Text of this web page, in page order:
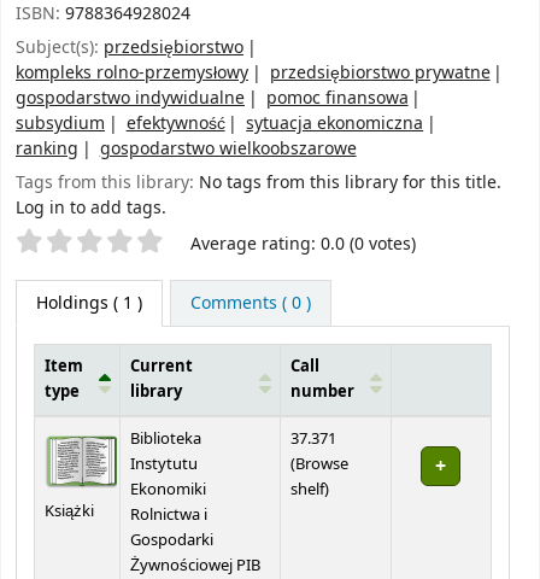
ISBN: 9788364928024
Subject(s): przedsiębiorstwo
kompleks rolno-przemysłowy
przedsiębiorstwo prywatne
gospodarstwo indywidualne
pomoc finansowa
subsydium
efektywność
sytuacja ekonomiczna
ranking
gospodarstwo wielkoobszarowe
Tags from this library: No tags from this library for this title.
Log in to add tags.
Star ratings Average rating: 0.0 (0 votes)
Holdings ( 1 ) Comments ( 0 )
Item
type
Current
library
Call
number
Książki
Biblioteka
Instytutu
Ekonomiki
Rolnictwa i
Gospodarki
Żywnościowej PIB
37.371
(Browse
shelf(Opens below)
)